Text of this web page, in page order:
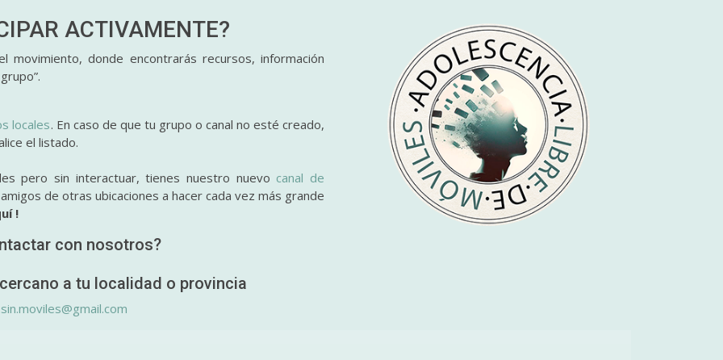
ACTIVAMENTE?
donde encontrarás recursos, información
locales. En caso de que tu grupo o canal no esté creado,
el listado.
pero sin interactuar, tienes nuestro nuevo canal de
de otras ubicaciones a hacer cada vez más grande
!
con nosotros?
a tu localidad o provincia